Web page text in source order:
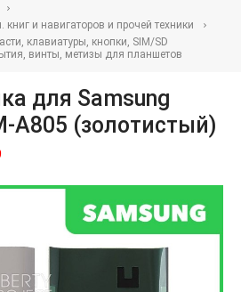
и навигаторов и прочей техники
клавиатуры, кнопки, SIM/SD
винты, метизы для планшетов
для Samsung
A805 (золотистый)